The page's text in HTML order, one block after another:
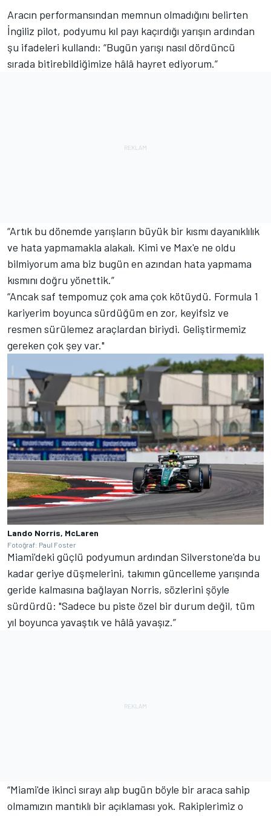
Aracın performansından memnun olmadığını belirten
İngiliz pilot, podyumu kıl payı kaçırdığı yarışın ardından
şu ifadeleri kullandı: “Bugün yarışı nasıl dördüncü
sırada bitirebildiğimize hâlâ hayret ediyorum.”
“Artık bu dönemde yarışların büyük bir kısmı dayanıklılık
ve hata yapmamakla alakalı. Kimi ve Max'e ne oldu
bilmiyorum ama biz bugün en azından hata yapmama
kısmını doğru yönettik.”
“Ancak saf tempomuz çok ama çok kötüydü. Formula 1
kariyerim boyunca sürdüğüm en zor, keyifsiz ve
resmen sürülemez araçlardan biriydi. Geliştirmemiz
gereken çok şey var."
Lando Norris, McLaren
Fotoğraf: Paul Foster
Miami'deki güçlü podyumun ardından Silverstone'da bu
kadar geriye düşmelerini, takımın güncelleme yarışında
geride kalmasına bağlayan Norris, sözlerini şöyle
sürdürdü: "Sadece bu piste özel bir durum değil, tüm
yıl boyunca yavaştık ve hâlâ yavaşız.”
“Miami'de ikinci sırayı alıp bugün böyle bir araca sahip
olmamızın mantıklı bir açıklaması yok. Rakiplerimiz o